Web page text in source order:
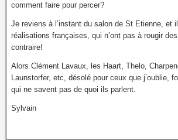
comment faire pour percer?
Je reviens à l’instant du salon de St Etienne, et
réalisations françaises, qui n’ont pas à rougir
contraire!
Alors Clément Lavaux, les Haart, Thelo,
Launstorfer, etc, désolé pour ceux que j’oublie,
qui ne savent pas de quoi ils parlent.
Sylvain